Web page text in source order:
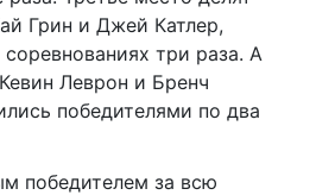
Грин и Джей Катлер,
три раза. А
Леврон и Бренч
победителями по два
победителем за всю